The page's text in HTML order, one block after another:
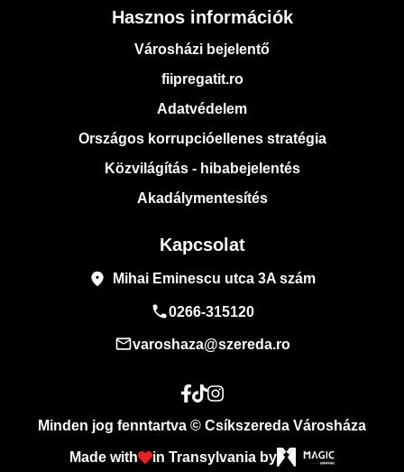
Hasznos információk
Városházi bejelentő
fiipregatit.ro
Adatvédelem
Országos korrupcióellenes stratégia
Közvilágítás - hibabejelentés
Akadálymentesítés
Kapcsolat
place Mihai Eminescu utca 3A szám
phone0266-315120
mail_outlinevaroshaza@szereda.ro
Minden jog fenntartva © Csíkszereda Városháza
Made with in Transylvania by